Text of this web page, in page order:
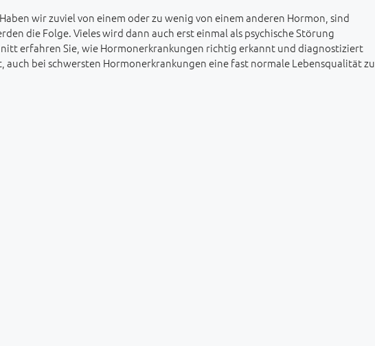
wir zuviel von einem oder zu wenig von einem anderen Hormon, sind
die Folge. Vieles wird dann auch erst einmal als psychische Störung
erfahren Sie, wie Hormonerkrankungen richtig erkannt und diagnostiziert
bei schwersten Hormonerkrankungen eine fast normale Lebensqualität zu